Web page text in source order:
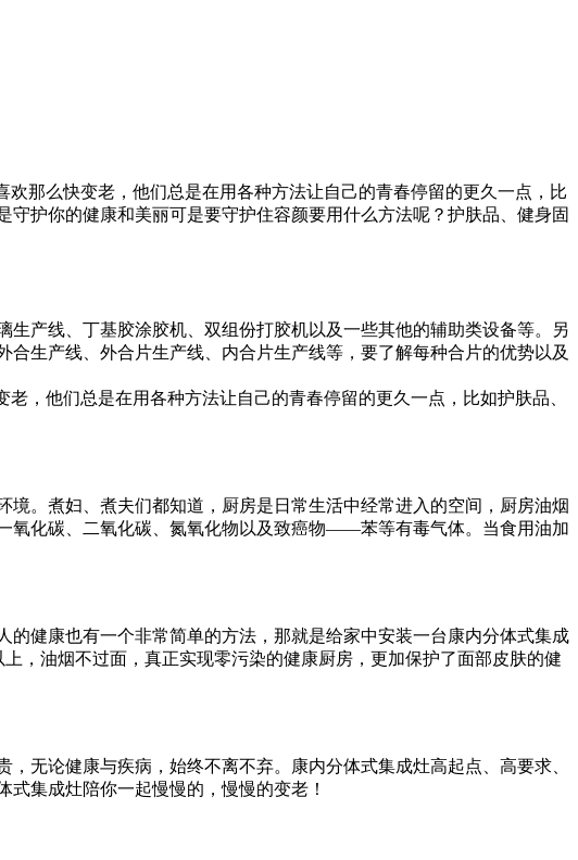
那么快变老，他们总是在用各种方法让自己的青春停留的更久一点，比
护你的健康和美丽可是要守护住容颜要用什么方法呢？护肤品、健身固
产线、丁基胶涂胶机、双组份打胶机以及一些其他的辅助类设备等。另
生产线、外合片生产线、内合片生产线等，要了解每种合片的优势以及
，他们总是在用各种方法让自己的青春停留的更久一点，比如护肤品、
境。煮妇、煮夫们都知道，厨房是日常生活中经常进入的空间，厨房油烟
氧化碳、二氧化碳、氮氧化物以及致癌物——苯等有毒气体。当食用油加
健康也有一个非常简单的方法，那就是给家中安装一台康内分体式集成
，油烟不过面，真正实现零污染的健康厨房，更加保护了面部皮肤的健
无论健康与疾病，始终不离不弃。康内分体式集成灶高起点、高要求、
集成灶陪你一起慢慢的，慢慢的变老！